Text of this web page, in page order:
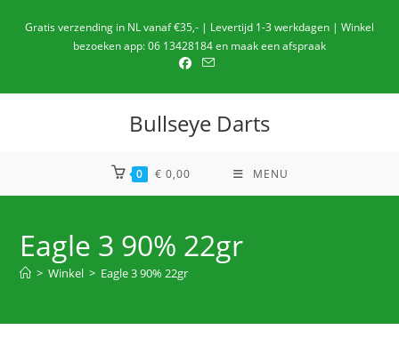
naarGratis verzending in NL vanaf €35,- | Levertijd 1-3 werkdagen | Winkel
bezoeken app: 06 13428184 en maak een afspraak
Bullseye Darts
0 € 0,00 MENU
Eagle 3 90% 22gr
> Winkel > Eagle 3 90% 22gr